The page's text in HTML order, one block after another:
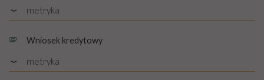
metryka
Wniosek kredytowy
metryka